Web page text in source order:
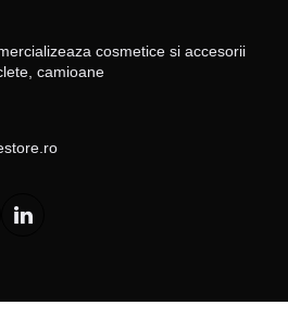
cosmetice si accesorii
camioane